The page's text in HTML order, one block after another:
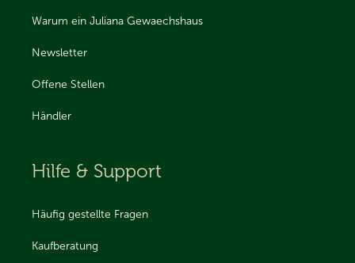
Warum ein Juliana Gewaechshaus
Newsletter
Offene Stellen
Händler
Hilfe & Support
Häufig gestellte Fragen
Kaufberatung